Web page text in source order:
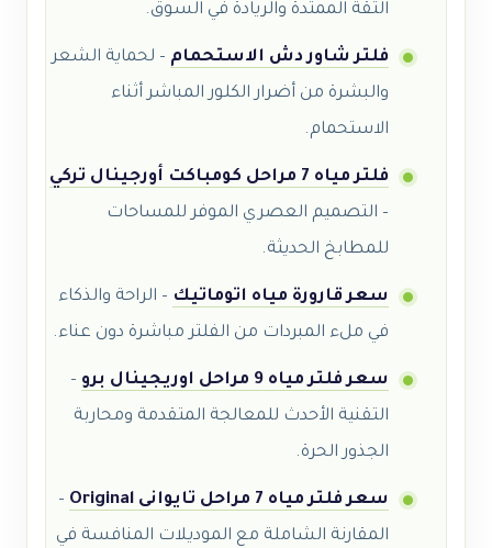
الثقة الممتدة والريادة في السوق.
فلتر شاور دش الاستحمام – لحماية الشعر
والبشرة من أضرار الكلور المباشر أثناء
الاستحمام.
فلتر مياه 7 مراحل كومباكت أورجينال تركي
– التصميم العصري الموفر للمساحات
للمطابخ الحديثة.
سعر قارورة مياه اتوماتيك – الراحة والذكاء
في ملء المبردات من الفلتر مباشرة دون عناء.
سعر فلتر مياه 9 مراحل اوريجينال برو
–
التقنية الأحدث للمعالجة المتقدمة ومحاربة
الجذور الحرة.
سعر فلتر مياه 7 مراحل تايوانى Original
–
المقارنة الشاملة مع الموديلات المنافسة في